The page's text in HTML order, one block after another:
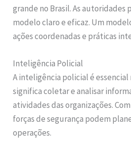
grande no Brasil. As autoridades
modelo claro e eficaz. Um
ações coordenadas e práticas
Inteligência Policial
A inteligência policial é essencial
significa coletar e analisar
atividades das organizações.
forças de segurança podem
operações.